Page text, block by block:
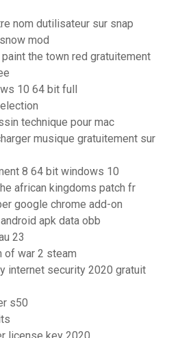
nom dutilisateur sur snap
mod
the town red gratuitement
10 64 bit full
technique pour mac
musique gratuitement sur
8 64 bit windows 10
african kingdoms patch fr
google chrome add-on
apk data obb
23
of war 2 steam
internet security 2020 gratuit
s50